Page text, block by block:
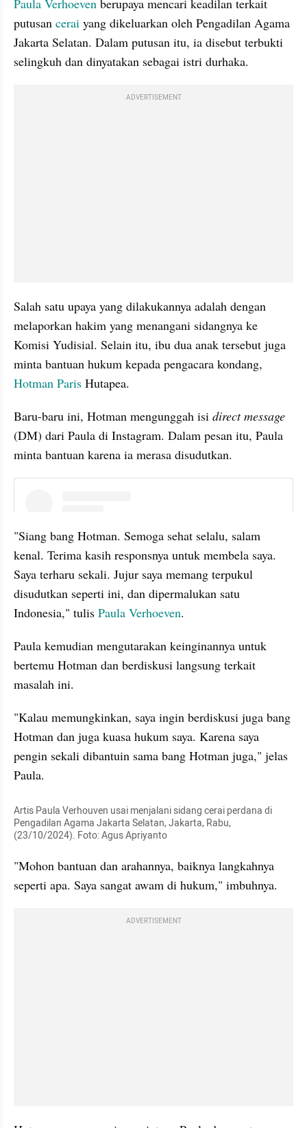
Paula Verhoeven berupaya mencari keadilan terkait
putusan cerai yang dikeluarkan oleh Pengadilan Agama
Jakarta Selatan. Dalam putusan itu, ia disebut terbukti
selingkuh dan dinyatakan sebagai istri durhaka.
ADVERTISEMENT
Salah satu upaya yang dilakukannya adalah dengan
melaporkan hakim yang menangani sidangnya ke
Komisi Yudisial. Selain itu, ibu dua anak tersebut juga
Hotman Paris Hutapea.
Baru-baru ini, Hotman mengunggah isi direct message
(DM) dari Paula di Instagram. Dalam pesan itu, Paula
minta bantuan karena ia merasa disudutkan.
"Siang bang Hotman. Semoga sehat selalu, salam
kenal. Terima kasih responsnya untuk membela saya.
Saya terharu sekali. Jujur saya memang terpukul
disudutkan seperti ini, dan dipermalukan satu
Indonesia," tulis Paula Verhoeven.
Paula kemudian mengutarakan keinginannya untuk
bertemu Hotman dan berdiskusi langsung terkait
masalah ini.
"Kalau memungkinkan, saya ingin berdiskusi juga bang
Hotman dan juga kuasa hukum saya. Karena saya
pengin sekali dibantuin sama bang Hotman juga," jelas
Paula.
Artis Paula Verhouven usai menjalani sidang cerai perdana di
Pengadilan Agama Jakarta Selatan, Jakarta, Rabu,
(23/10/2024). Foto: Agus Apriyanto
"Mohon bantuan dan arahannya, baiknya langkahnya
seperti apa. Saya sangat awam di hukum," imbuhnya.
ADVERTISEMENT